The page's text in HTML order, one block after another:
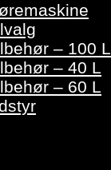
– 100 L
– 40 L
– 60 L